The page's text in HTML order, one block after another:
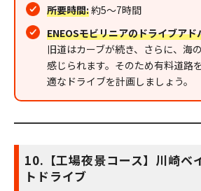
所要時間:約5〜7時間
ENEOSモビリニアのドライブアド
旧道はカーブが続き、さらに、海
感じられます。そのため有料道路
適なドライブを計画しましょう。
10.【工場夜景コース】川崎ベ
トドライブ